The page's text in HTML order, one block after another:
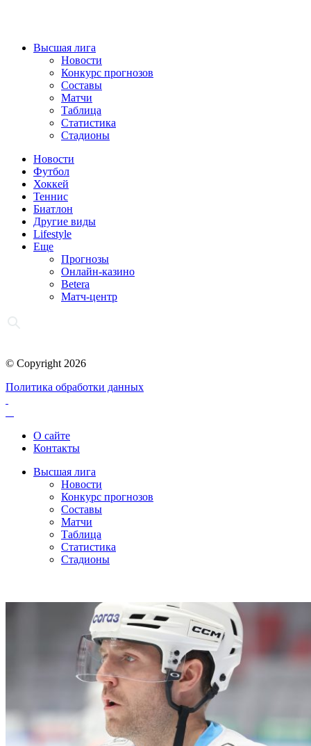
Высшая лига
Новости
Конкурс прогнозов
Составы
Матчи
Таблица
Статистика
Стадионы
Новости
Футбол
Хоккей
Теннис
Биатлон
Другие виды
Lifestyle
Еще
Прогнозы
Онлайн-казино
Betera
Матч-центр
© Copyright 2026
Политика обработки данных
О сайте
Контакты
Высшая лига
Новости
Конкурс прогнозов
Составы
Матчи
Таблица
Статистика
Стадионы